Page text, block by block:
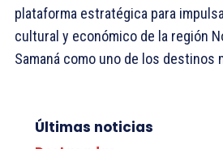
plataforma estratégica para
cultural y económico de la región
Samaná como uno de los destinos
Últimas noticias